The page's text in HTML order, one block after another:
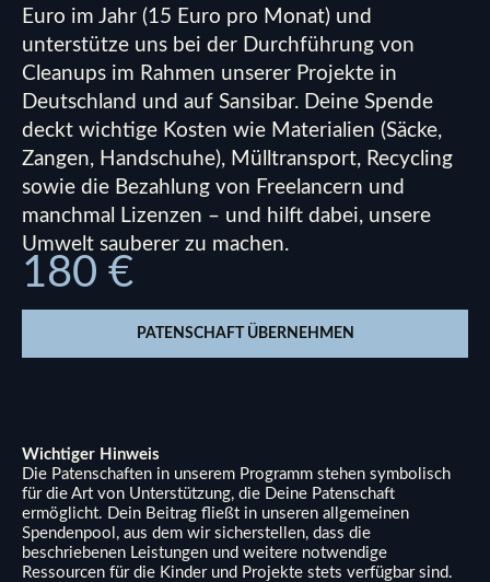
Euro im Jahr (15 Euro pro Monat) und
unterstütze uns bei der Durchführung von
Cleanups im Rahmen unserer Projekte in
Deutschland und auf Sansibar. Deine Spende
deckt wichtige Kosten wie Materialien (Säcke,
Zangen, Handschuhe), Mülltransport, Recycling
sowie die Bezahlung von Freelancern und
manchmal Lizenzen – und hilft dabei, unsere
Umwelt sauberer zu machen.
180 €
PATENSCHAFT ÜBERNEHMEN
Wichtiger Hinweis
Die Patenschaften in unserem Programm stehen symbolisch
für die Art von Unterstützung, die Deine Patenschaft
ermöglicht. Dein Beitrag fließt in unseren allgemeinen
Spendenpool, aus dem wir sicherstellen, dass die
beschriebenen Leistungen und weitere notwendige
Ressourcen für die Kinder und Projekte stets verfügbar sind.